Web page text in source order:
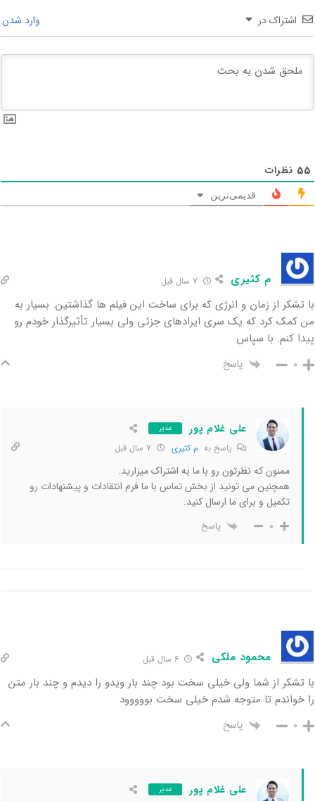
اشتراک در وارد شدن
55 نظرات
قدیمی‌ترین
م کثیری
با تشکر از زمان و انرژی که برای ساخت این فیلم ها گذاشتین. بسیار به
من کمک کرد که یک سری ایرادهای جزئی ولی بسیار تأثیرگذار خودم رو
پیدا کنم. با سپاس
0 پاسخ
علی غلام پور مدیر
پاسخ به م کثیری
ممنون که نظرتون رو با ما به اشتراک میزارید.
همچنین می تونید از بخش تماس با ما فرم انتقادات و پیشنهادات رو
تکمیل و برای ما ارسال کنید.
0 پاسخ
محمود ملکی
با تشکر از شما ولی خیلی سخت بود چند بار ویدو را دیدم و چند بار متن
را خواندم تا متوجه شدم خیلی سخت بووووود
0 پاسخ
علی غلام پور مدیر